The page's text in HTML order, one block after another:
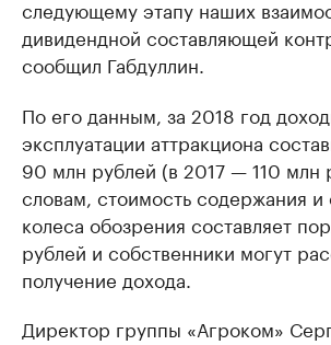
следующему этапу наших
дивидендной составляющей
сообщил Габдуллин.
По его данным, за 2018 год
эксплуатации аттракциона
90 млн рублей (в 2017 — 110 млн
словам, стоимость содержания и
колеса обозрения составляет
рублей и собственники могут
получение дохода.
Директор группы «Агроком»